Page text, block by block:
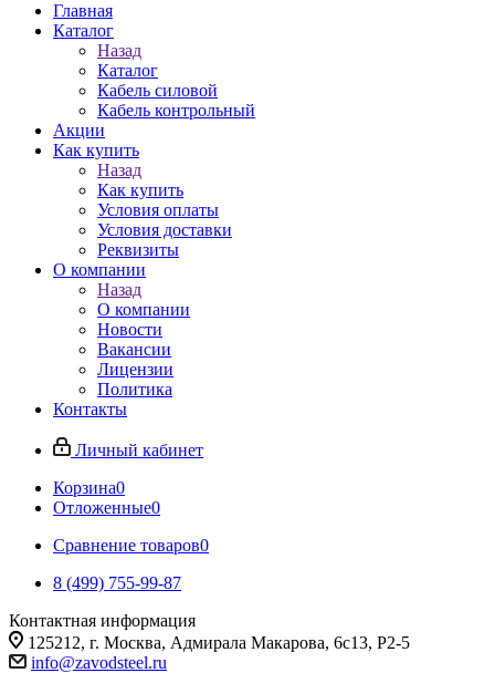
Главная
Каталог
Назад
Каталог
Кабель силовой
Кабель контрольный
Акции
Как купить
Назад
Как купить
Условия оплаты
Условия доставки
Реквизиты
О компании
Назад
О компании
Новости
Вакансии
Лицензии
Политика
Контакты
Личный кабинет
Корзина0
Отложенные0
Сравнение товаров0
8 (499) 755-99-87
Контактная информация
125212, г. Москва, Адмирала Макарова, 6с13, Р2-5
info@zavodsteel.ru